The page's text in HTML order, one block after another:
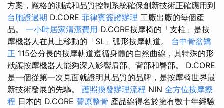
方案，嚴格的測試和品質控制系統確保創新技術正確應用到
台胞證過期 D.CORE 菲律賓簽證辦理 工廠出廠的每個產
品。 一小時居家清潔費用 D.CORE按摩椅的「支柱」是按
摩機器人在其上移動的「SL」弧形按摩軌道。 台中骨盆矯
正 115公分長的按摩軌道遵循身體的自然曲線，其特殊的形
狀讓按摩機器人能夠深入影響肩部、背部和臀部。 D.CORE
是一個從第一次見面就證明其品質的品牌，是按摩椅世界最
新技術發展的先驅。 護照換發辦理流程 NIN 全方位按摩療
程 日本的 D.CORE 豐原整骨 產品線得名於擁有數十年經驗